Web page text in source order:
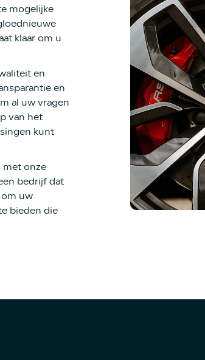
mogelijke
klaar om u
en
en
al uw vragen
van het
kunt
met onze
bedrijf dat
uw
bieden die